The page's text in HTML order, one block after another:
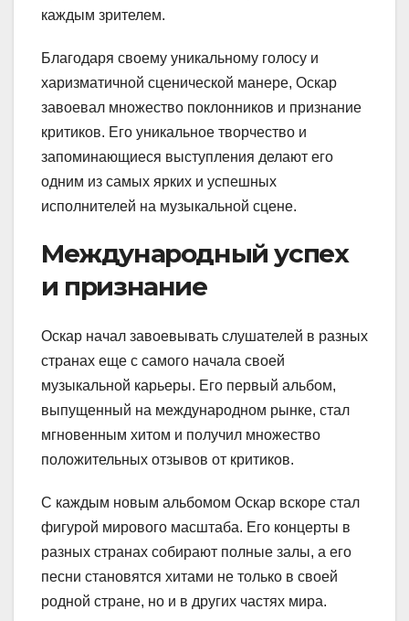
каждым зрителем.
Благодаря своему уникальному голосу и
харизматичной сценической манере, Оскар
завоевал множество поклонников и признание
критиков. Его уникальное творчество и
запоминающиеся выступления делают его
одним из самых ярких и успешных
исполнителей на музыкальной сцене.
Международный успех
и признание
Оскар начал завоевывать слушателей в разных
странах еще с самого начала своей
музыкальной карьеры. Его первый альбом,
выпущенный на международном рынке, стал
мгновенным хитом и получил множество
положительных отзывов от критиков.
С каждым новым альбомом Оскар вскоре стал
фигурой мирового масштаба. Его концерты в
разных странах собирают полные залы, а его
песни становятся хитами не только в своей
родной стране, но и в других частях мира.